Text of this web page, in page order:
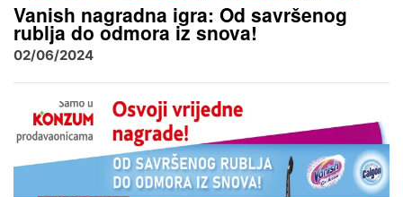
Vanish nagradna igra: Od savršenog
rublja do odmora iz snova!
02/06/2024